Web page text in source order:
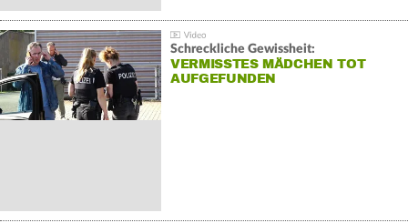
Schreckliche Gewissheit:
VERMISSTES MÄDCHEN TOT
AUFGEFUNDEN